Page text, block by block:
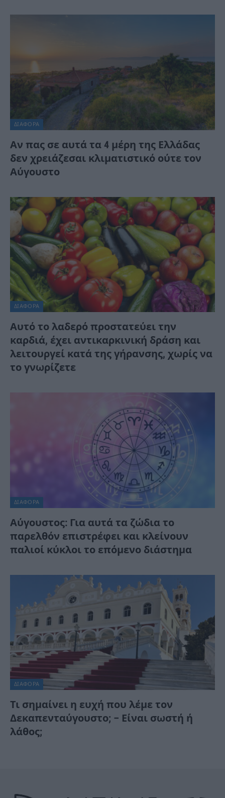
ΔΙΆΦΟΡΑ
Αν πας σε αυτά τα 4 μέρη της Ελλάδας
δεν χρειάζεσαι κλιματιστικό ούτε τον
Αύγουστο
ΔΙΆΦΟΡΑ
Αυτό το λαδερό προστατεύει την
καρδιά, έχει αντικαρκινική δράση και
λειτουργεί κατά της γήρανσης, χωρίς να
το γνωρίζετε
ΔΙΆΦΟΡΑ
Αύγουστος: Για αυτά τα ζώδια το
παρελθόν επιστρέφει και κλείνουν
παλιοί κύκλοι το επόμενο διάστημα
ΔΙΆΦΟΡΑ
Τι σημαίνει η ευχή που λέμε τον
Δεκαπενταύγουστο; – Είναι σωστή ή
λάθος;